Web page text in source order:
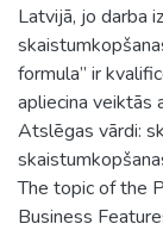
Latvijā, jo darba
formula” ir
apliecina veiktās
Atslēgas vārdi:
The topic of the
Business